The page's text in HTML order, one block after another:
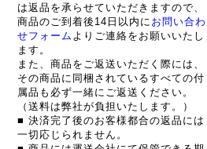
は返品を承らせていただきますので、
商品のご到着後14日以内に お問い合わ
せフォーム よりご連絡をお願いいたし
ます。
また、商品をご返送いただく際には、
その商品に同梱されているすべての付
属品も必ず一緒にご返送ください。
（送料は弊社が負担いたします。）
■ 決済完了後のお客様都合の返品には
一切応じられません。